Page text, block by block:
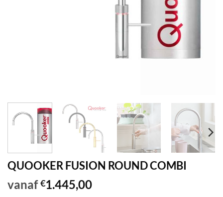
QUOOKER FUSION ROUND COMBI
vanaf €1.445,00